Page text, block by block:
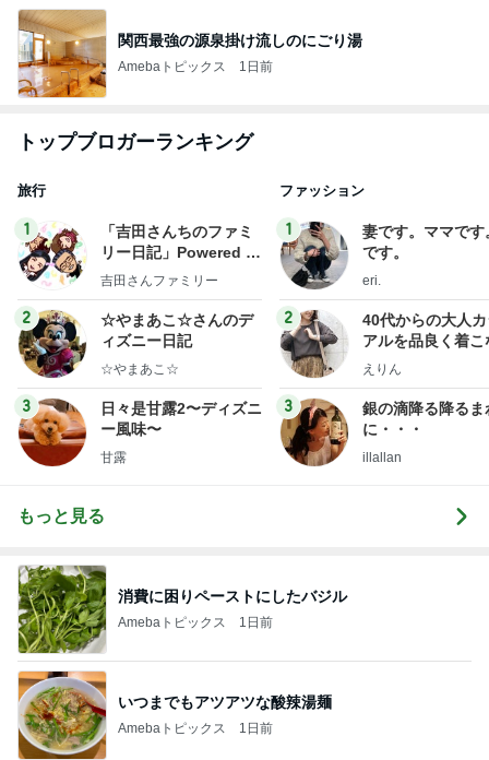
関西最強の源泉掛け流しのにごり湯
Amebaトピックス 1日前
トップブロガーランキング
旅行
1
「吉田さんちのファミ
リー日記」Powered b
y Ameba 吉田さんファ
ログ
吉田さんファミリー
2
☆やまあこ☆さんのデ
ィズニー日記
☆やまあこ☆
3
日々是甘露2〜ディズニ
ー風味〜
甘露
ファッション
1
妻です。ママです
です。
eri.
2
40代からの大人
アルを品良く着こ
ファッションブロ
えりん
3
銀の滴降る降るま
に・・・
illallan
もっと見る
消費に困りペーストにしたバジル
Amebaトピックス 1日前
いつまでもアツアツな酸辣湯麺
Amebaトピックス 1日前